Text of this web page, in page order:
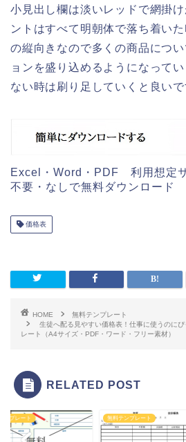
小見出し欄は淡いレッドで網掛
ントはすべて明朝体で落ち着い
の縦向きなので多くの商品につ
ョンを盛り込めるようになって
ない時は刷り足していくと良いで
Excel・Word・PDF 利用想定
不要・なしで無料ダウンロード
価格表
HOME
無料テンプレート
生徒へ配る見やすい価格表！仕事に使うのに
レート（A4サイズ・PDF・ワード・フリー素材）
RELATED POST
ンプレート 無料テンプレート